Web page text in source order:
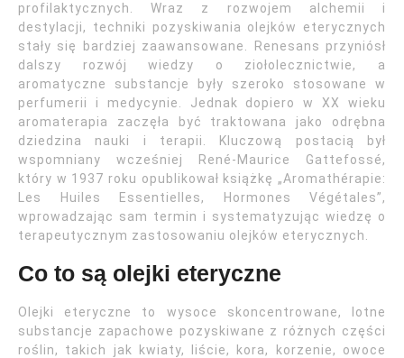
profilaktycznych. Wraz z rozwojem alchemii i
destylacji, techniki pozyskiwania olejków eterycznych
stały się bardziej zaawansowane. Renesans przyniósł
dalszy rozwój wiedzy o ziołolecznictwie, a
aromatyczne substancje były szeroko stosowane w
perfumerii i medycynie. Jednak dopiero w XX wieku
aromaterapia zaczęła być traktowana jako odrębna
dziedzina nauki i terapii. Kluczową postacią był
wspomniany wcześniej René-Maurice Gattefossé,
który w 1937 roku opublikował książkę „Aromathérapie:
Les Huiles Essentielles, Hormones Végétales”,
wprowadzając sam termin i systematyzując wiedzę o
terapeutycznym zastosowaniu olejków eterycznych.
Co to są olejki eteryczne
Olejki eteryczne to wysoce skoncentrowane, lotne
substancje zapachowe pozyskiwane z różnych części
roślin, takich jak kwiaty, liście, kora, korzenie, owoce